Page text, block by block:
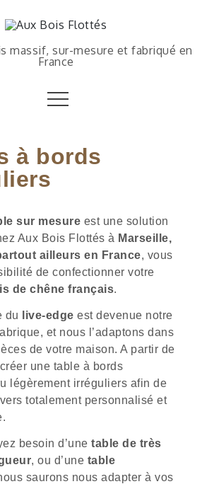
massif, sur-mesure et fabriqué en
France
à bords
sur mesure est une solution
Aux Bois Flottés à Marseille,
ailleurs en France, vous
de confectionner votre
de chêne français.
du live-edge est devenue notre
et nous l’adaptons dans
de votre maison. A partir de
une table à bords
légèrement irréguliers afin de
totalement personnalisé et
besoin d’unetable de très
, ou d’une table
saurons nous adapter à vos